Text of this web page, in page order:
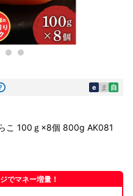
e ま 自
こ 100ｇ×8個 800g AK081
でマネー増量！